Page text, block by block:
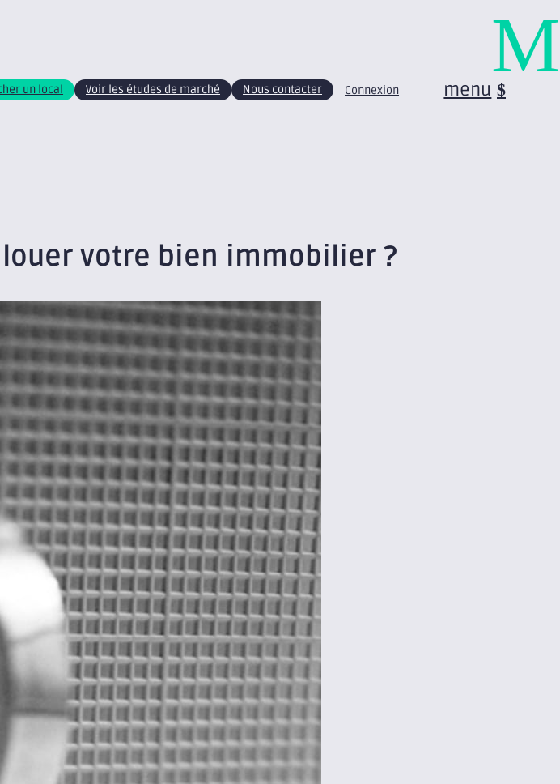
un local Voir les études de marché Nous contacter Connexion menu
votre bien immobilier ?
M